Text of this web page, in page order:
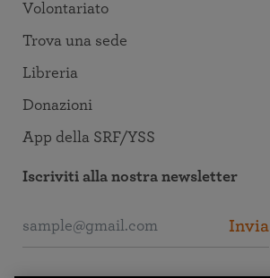
Volontariato
Trova una sede
Libreria
Donazioni
App della SRF/YSS
Iscriviti alla nostra newsletter
Invia